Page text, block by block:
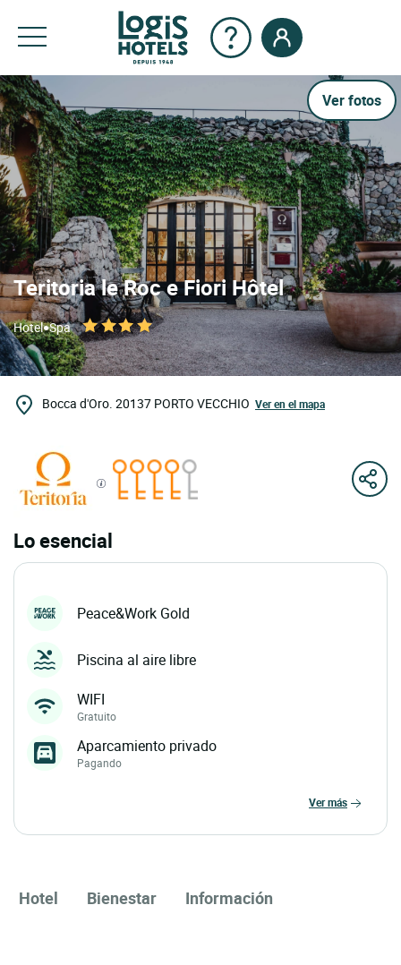
Ver fotos
Teritoria le Roc e Fiori Hôtel
Hotel•Spa
Bocca d'Oro. 20137 PORTO VECCHIO Ver en el mapa
Lo esencial
Peace&Work Gold
Piscina al aire libre
WIFI
Gratuito
Aparcamiento privado
Pagando
ver más
Hotel Bienestar Información